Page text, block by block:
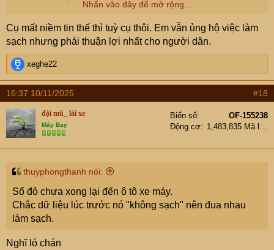
thành xuất sắc, trích quĩ khen thưởng, thăng hàm, tặng
dữ liệu nó như người tắm sạch rồi nó lại bẩn mà!
Nhấn vào đây để mở rộng...
Cụ mất niềm tin thế thì tuỳ cụ thôi. Em vẫn ủng hộ việc làm
sạch nhưng phải thuận lợi nhất cho người dân.
R
e
a
t
i
o
n
s
xeghe22
16:37 10/11/2025 #18
đội mũ_ lái xe
Máy Bay
Biển số
OF-155238
Động cơ
thuyphongthanh nói:
Sổ đỏ chưa xong lại đến ô tô xe máy.
Chắc dữ liệu lúc trước nó "không sạch" nên đua nhau
làm sạch.
Nghĩ ló chán